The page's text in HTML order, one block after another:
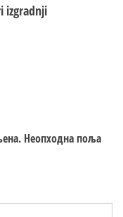
izgradnji
Неопходна поља